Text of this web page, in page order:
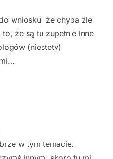
wniosku, że chyba źle
że są tu zupełnie inne
(niestety)
w tym temacie.